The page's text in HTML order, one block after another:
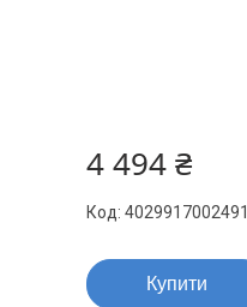
4 494 ₴
Код: 4029917002491
Купити